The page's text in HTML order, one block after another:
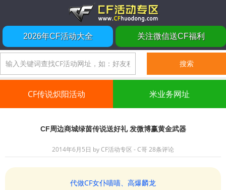
2026年CF活动大全 关注微信送CF福利
CF传说炽阳活动 米业务网址
CF周边商城绿茵传说送好礼 发微博赢黄金武器
2014年6月5日 byCF活动专区 - C哥28条评论
代做CF女仆喵喵、高爆麟龙